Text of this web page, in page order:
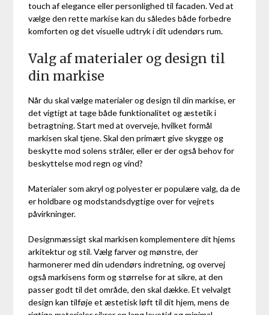
touch af elegance eller personlighed til facaden. Ved at
vælge den rette markise kan du således både forbedre
komforten og det visuelle udtryk i dit udendørs rum.
Valg af materialer og design til
din markise
Når du skal vælge materialer og design til din markise, er
det vigtigt at tage både funktionalitet og æstetik i
betragtning. Start med at overveje, hvilket formål
markisen skal tjene. Skal den primært give skygge og
beskytte mod solens stråler, eller er der også behov for
beskyttelse mod regn og vind?
Materialer som akryl og polyester er populære valg, da de
er holdbare og modstandsdygtige over for vejrets
påvirkninger.
Designmæssigt skal markisen komplementere dit hjems
arkitektur og stil. Vælg farver og mønstre, der
harmonerer med din udendørs indretning, og overvej
også markisens form og størrelse for at sikre, at den
passer godt til det område, den skal dække. Et velvalgt
design kan tilføje et æstetisk løft til dit hjem, mens de